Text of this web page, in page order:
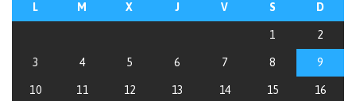
L M X J V S D
1 2
3 4 5 6 7 8 9
10 11 12 13 14 15 16